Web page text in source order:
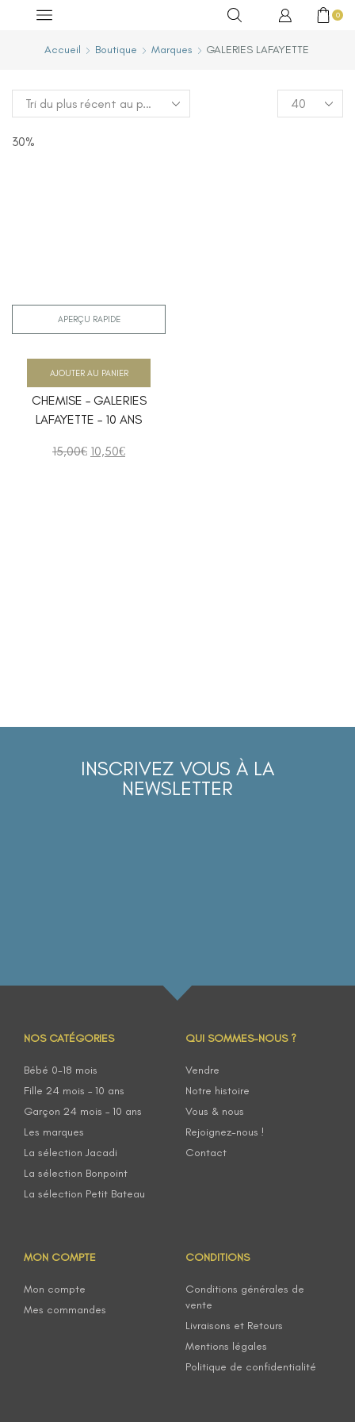
0
Accueil Boutique Marques GALERIES LAFAYETTE
30%
APERÇU RAPIDE
CHEMISE – GALERIES
LAFAYETTE – 10 ANS
15,00€ 10,50€
AJOUTER AU PANIER
INSCRIVEZ VOUS À LA
NEWSLETTER
NOS CATÉGORIES
Bébé 0-18 mois
Fille 24 mois – 10 ans
Garçon 24 mois – 10 ans
Les marques
La sélection Jacadi
La sélection Bonpoint
La sélection Petit Bateau
QUI SOMMES-NOUS ?
Vendre
Notre histoire
Vous & nous
Rejoignez-nous !
Contact
MON COMPTE
Mon compte
Mes commandes
CONDITIONS
Conditions générales de
vente
Livraisons et Retours
Mentions légales
Politique de confidentialité